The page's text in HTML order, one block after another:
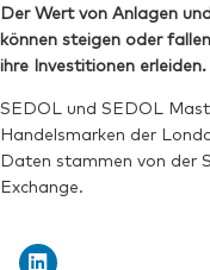
Der Wert von Anlagen
können steigen oder
ihre Investitionen erleiden.
SEDOL und SEDOL
Handelsmarken der
Daten stammen von der
Exchange.